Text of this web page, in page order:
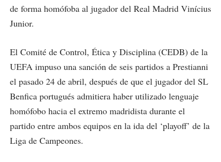
de forma homófoba al jugador del Real Madrid Vinícius
Junior.
El Comité de Control, Ética y Disciplina (CEDB) de la
UEFA impuso una sanción de seis partidos a Prestianni
el pasado 24 de abril, después de que el jugador del SL
Benfica portugués admitiera haber utilizado lenguaje
homófobo hacia el extremo madridista durante el
partido entre ambos equipos en la ida del ‘playoff’ de la
Liga de Campeones.